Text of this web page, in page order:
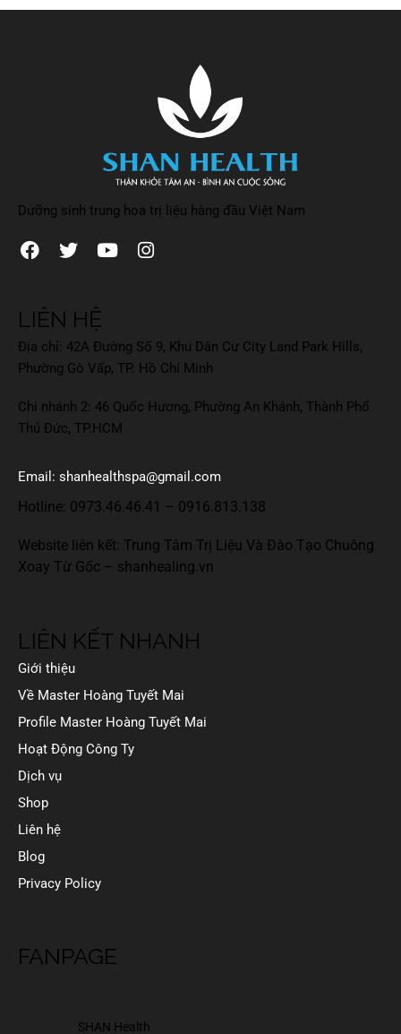
Dưỡng sinh trung hoa trị liệu hàng đầu Việt Nam
LIÊN HỆ
Địa chỉ: 42A Đường Số 9, Khu Dân Cư City Land Park Hills,
Phường Gò Vấp, TP. Hồ Chí Minh
Chi nhánh 2: 46 Quốc Hương, Phường An Khánh, Thành Phố
Thủ Đức, TP.HCM
Email: shanhealthspa@gmail.com
Hotline: 0973.46.46.41 – 0916.813.138
Website liên kết: Trung Tâm Trị Liệu Và Đào Tạo Chuông
Xoay Từ Gốc – shanhealing.vn
LIÊN KẾT NHANH
Giới thiệu
Về Master Hoàng Tuyết Mai
Profile Master Hoàng Tuyết Mai
Hoạt Động Công Ty
Dịch vụ
Shop
Liên hệ
Blog
Privacy Policy
FANPAGE
SHAN Health